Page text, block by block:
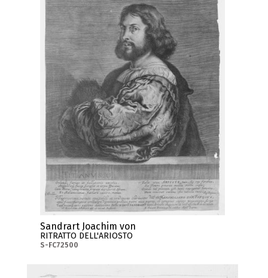
Sandrart Joachim von
RITRATTO DELL'ARIOSTO
S-FC72500